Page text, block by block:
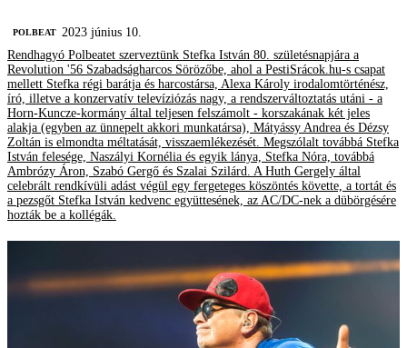
‎POLBEAT
2023 június 10.
Rendhagyó Polbeatet szerveztünk Stefka István 80. születésnapjára a
Revolution '56 Szabadságharcos Sörözőbe, ahol a PestiSrácok.hu-s csapat
mellett Stefka régi barátja és harcostársa, Alexa Károly irodalomtörténész,
író, illetve a konzervatív televíziózás nagy, a rendszerváltoztatás utáni - a
Horn-Kuncze-kormány által teljesen felszámolt - korszakának két jeles
alakja (egyben az ünnepelt akkori munkatársa), Mátyássy Andrea és Dézsy
Zoltán is elmondta méltatását, visszaemlékezését. Megszólalt továbbá Stefka
István felesége, Naszályi Kornélia és egyik lánya, Stefka Nóra, továbbá
Ambrózy Áron, Szabó Gergő és Szalai Szilárd. A Huth Gergely által
celebrált rendkívüli adást végül egy fergeteges köszöntés követte, a tortát és
a pezsgőt Stefka István kedvenc együttesének, az AC/DC-nek a dübörgésére
hozták be a kollégák.